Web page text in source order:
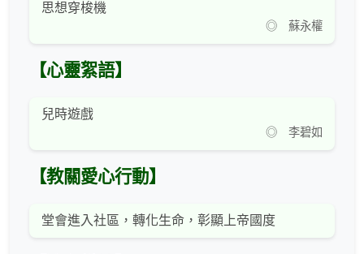
思想穿梭機
◎ 蘇永權
【心靈絮語】
兒時遊戲
◎ 李碧如
【教關愛心行動】
堂會進入社區，轉化生命，彰顯上帝國度